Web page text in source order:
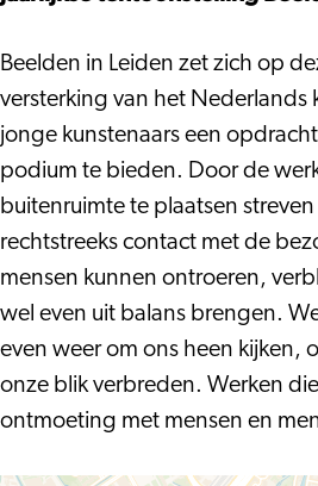
Beelden in Leiden zet zich op
versterking van het Nederlands
jonge kunstenaars een
podium te bieden. Door de
buitenruimte te plaatsen
rechtstreeks contact met de
mensen kunnen ontroeren,
wel even uit balans brengen.
even weer om ons heen kijken,
onze blik verbreden. Werken
ontmoeting met mensen en